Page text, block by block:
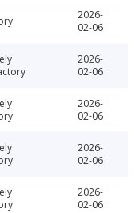
2026-
02-06
2026-
02-06
2026-
02-06
2026-
02-06
2026-
02-06